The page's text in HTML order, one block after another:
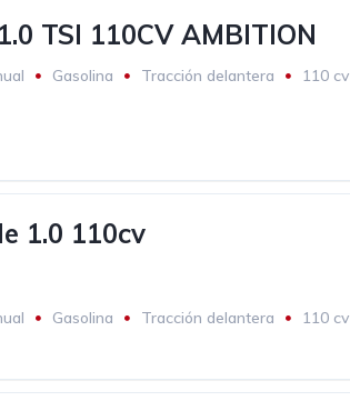
TSI 110CV AMBITION
Gasolina Tracción delantera
110 cv
1.0 110cv
Gasolina Tracción delantera
110 cv